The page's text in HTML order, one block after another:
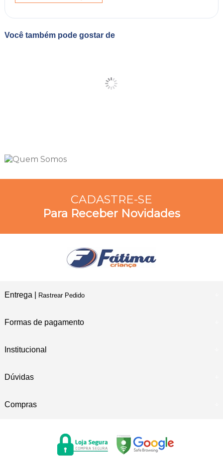
Você também pode gostar de
CADASTRE-SE
Para Receber Novidades
Entrega | Rastrear Pedido
Formas de pagamento
Institucional
Dúvidas
Compras